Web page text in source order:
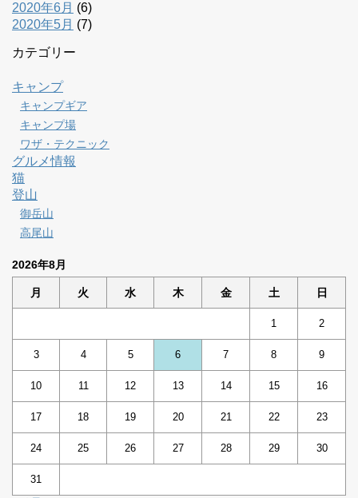
2020年6月 (6)
2020年5月 (7)
カテゴリー
キャンプ
キャンプギア
キャンプ場
ワザ・テクニック
グルメ情報
猫
登山
御岳山
高尾山
2026年8月
月 火 水 木 金 土 日
1 2
3 4 5 6 7 8 9
10 11 12 13 14 15 16
17 18 19 20 21 22 23
24 25 26 27 28 29 30
31